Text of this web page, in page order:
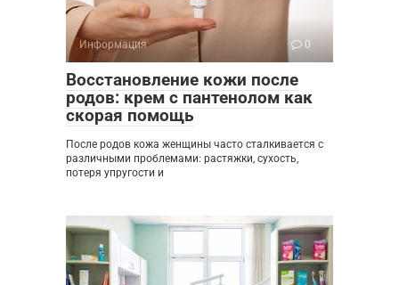
Информация 0
Восстановление кожи после
родов: крем с пантенолом как
скорая помощь
После родов кожа женщины часто сталкивается с
различными проблемами: растяжки, сухость,
потеря упругости и